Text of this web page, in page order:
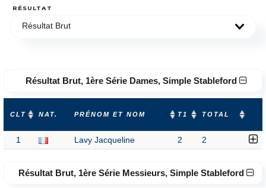
RÉSULTAT
Résultat Brut
Résultat Brut, 1ère Série Dames, Simple Stableford
CLT NAT. PRÉNOM ET NOM T1 TOTAL
1 Lavy Jacqueline 2 2
Résultat Brut, 1ère Série Messieurs, Simple Stableford